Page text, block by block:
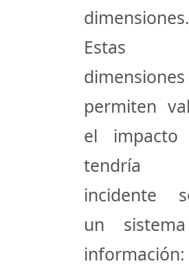
dimensiones.
Estas
dimensiones
permiten
el impacto
tendría
incidente
un
información: